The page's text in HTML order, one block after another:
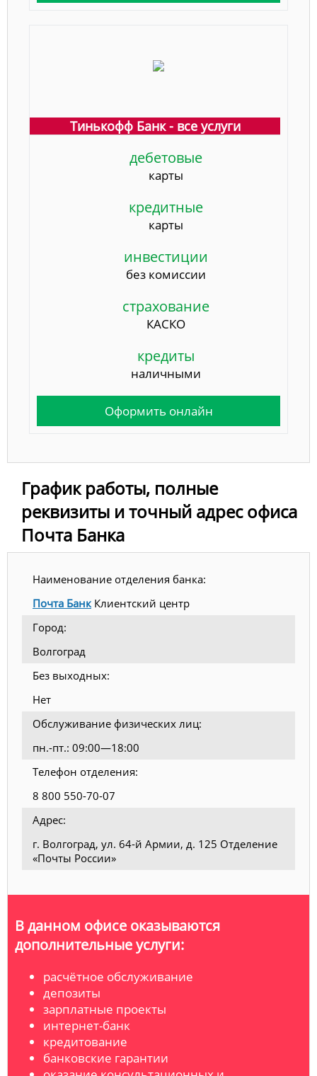
Тинькофф Банк - все услуги
дебетовые
карты
кредитные
карты
инвестиции
без комиссии
страхование
КАСКО
кредиты
наличными
Оформить онлайн
График работы, полные
реквизиты и точный адрес офиса
Почта Банка
Наименование отделения банка:
Почта БанкКлиентский центр
Город:
Волгоград
Без выходных:
Нет
Обслуживание физических лиц:
пн.-пт.: 09:00—18:00
Телефон отделения:
8 800 550-70-07
Адрес:
г. Волгоград, ул. 64-й Армии, д. 125 Отделение
«Почты России»
В данном офисе оказываются
дополнительные услуги:
расчётное обслуживание
депозиты
зарплатные проекты
интернет-банк
кредитование
банковские гарантии